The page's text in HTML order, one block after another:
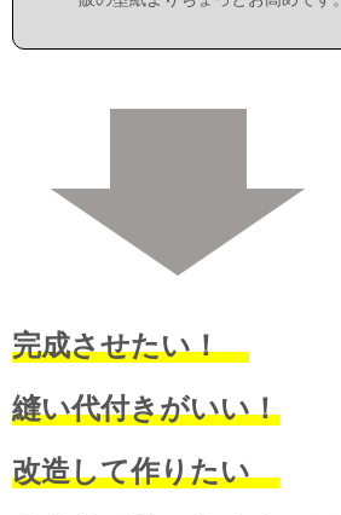
完成させたい！
縫い代付きがいい！
改造して作りたい